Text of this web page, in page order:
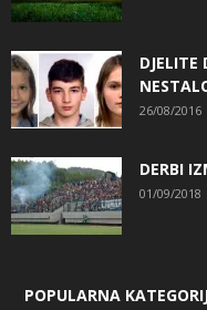
DJELITE
26/08/2016
DERBI
01/09/2018
POPULARNA